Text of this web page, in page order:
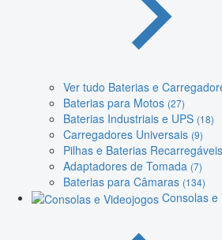
Ver tudo Baterias e
Baterias para Motos (27)
Baterias Industriais e UPS (18)
Carregadores Universais (9)
Pilhas e Baterias Recarregáveis
Adaptadores de Tomada (7)
Baterias para Câmaras (134)
Consolas e